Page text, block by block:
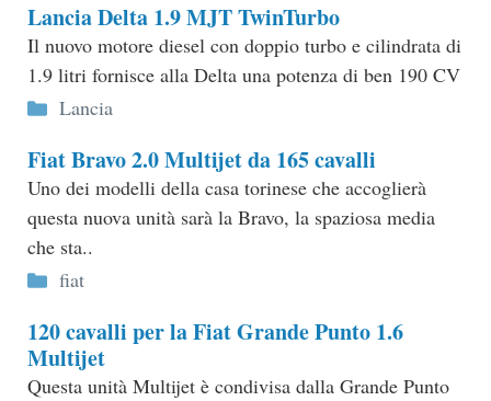
Lancia Delta 1.9 MJT TwinTurbo
Il nuovo motore diesel con doppio turbo e cilindrata di
1.9 litri fornisce alla Delta una potenza di ben 190 CV
Categorie
Lancia
Fiat Bravo 2.0 Multijet da 165 cavalli
Uno dei modelli della casa torinese che accoglierà
questa nuova unità sarà la Bravo, la spaziosa media
che sta..
Categorie
fiat
120 cavalli per la Fiat Grande Punto 1.6
Multijet
Questa unità Multijet è condivisa dalla Grande Punto